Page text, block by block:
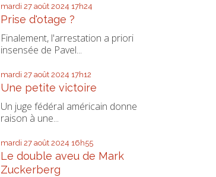
mardi 27 août 2024 17h24
Prise d'otage ?
Finalement, l'arrestation a priori
insensée de Pavel...
mardi 27 août 2024 17h12
Une petite victoire
Un juge fédéral américain donne
raison à une...
mardi 27 août 2024 16h55
Le double aveu de Mark
Zuckerberg